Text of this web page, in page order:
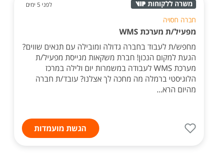
לפני 5 ימים
חברה חסויה
מפעיל/ת מערכת WMS
מחפש/ת לעבוד בחברה גדולה ומובילה עם תנאים שווים?
הגעת למקום הנכון! חברת משקאות מגייסת מפעיל/ת
מערכת WMS לעבודה במשמרות יום ולילה במרכז
הלוגיסטי ברמלה מה מחכה לך אצלנו? עובד/ת חברה
מהיום הרא...
הגשת מועמדות